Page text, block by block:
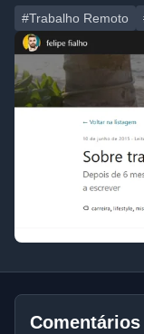
#Trabalho Remoto
Comentários